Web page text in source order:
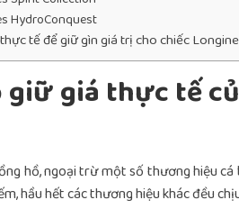
HydroConquest
tế để giữ gìn giá trị cho chiếc
giữ giá thực tế
hồ, ngoại trừ một số thương hiệu
hầu hết các thương hiệu khác đều